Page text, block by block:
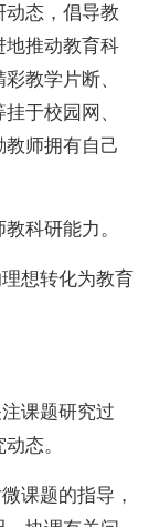
动态，倡导教
地推动教育科
教学片断、
于校园网、
师拥有自己
科研能力。
想转化为教育
课题研究过
态。
课题的指导，